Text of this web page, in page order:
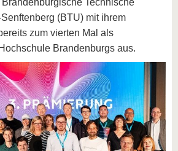
Technische
(BTU) mit ihrem
zum vierten Mal als
Brandenburgs aus.